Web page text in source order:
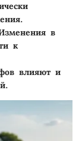
в
к
влияют и